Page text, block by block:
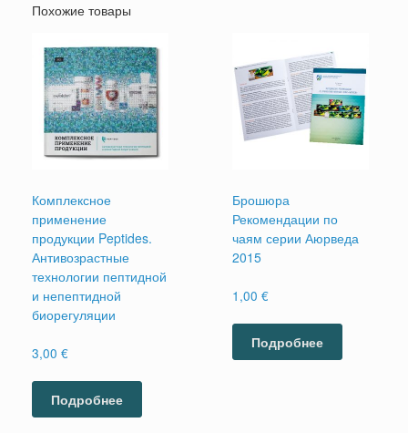
Похожие товары
Комплексное
применение
продукции Peptides.
Антивозрастные
технологии пептидной
и непептидной
биорегуляции
3,00 €
Подробнее
Брошюра
Рекомендации по
чаям серии Аюрведа
2015
1,00€
Подробнее